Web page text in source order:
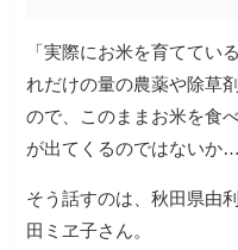
「実際にお米を育ててい
れだけの量の農薬や除草
ので、このままお米を食
が出てくるのではないか
そう話すのは、秋田県由
田ミヱ子さん。